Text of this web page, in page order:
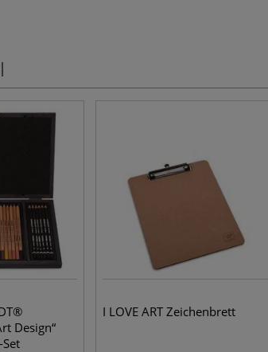
Design“
I LOVE ART Zeichenbrett